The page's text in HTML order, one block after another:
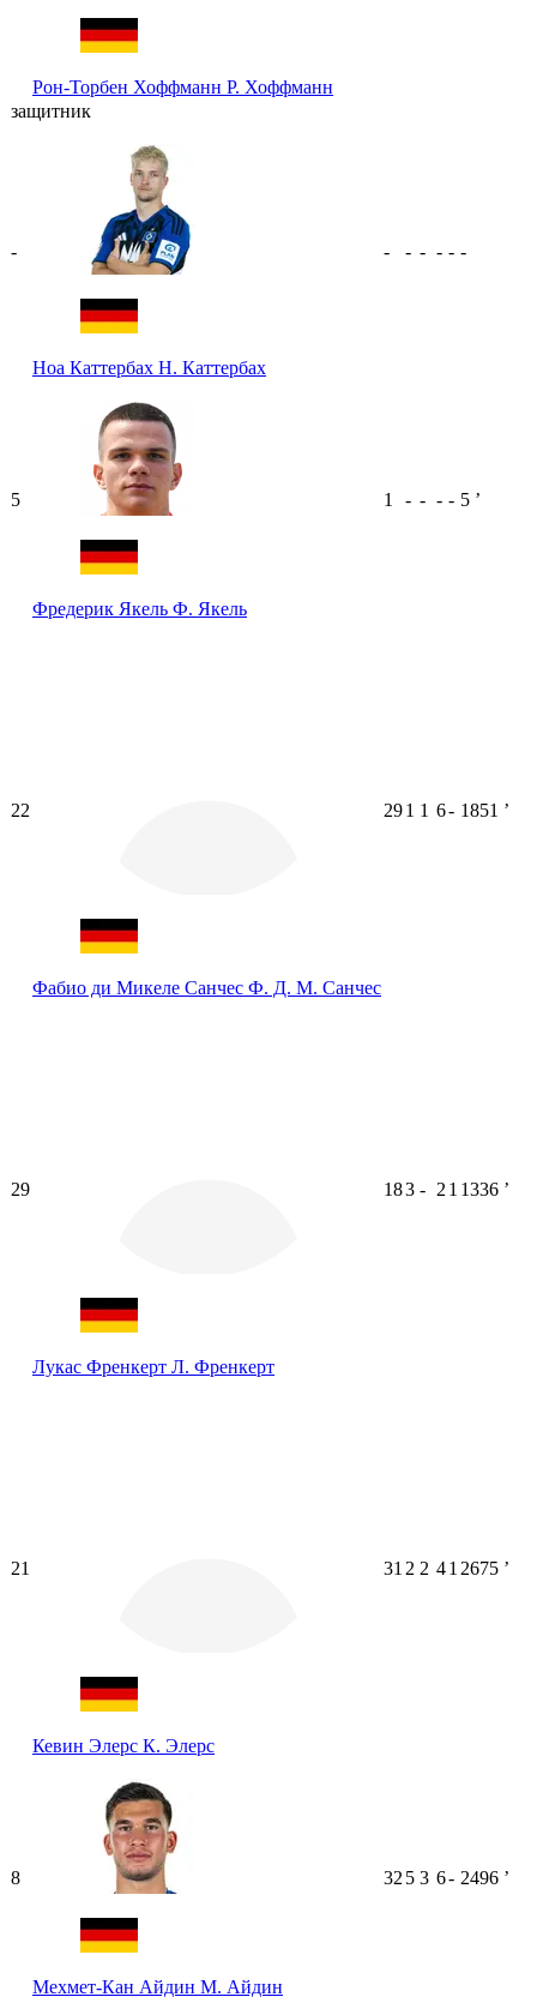
Рон-Торбен Хоффманн Р. Хоффманн
защитник
-
Ноа Каттербах Н. Каттербах
- - - - - -
5
Фредерик Якель Ф. Якель
1 - - - - 5 ʼ
22
Фабио ди Микеле Санчес Ф. Д. М. Санчес
291 1 6- 1851 ʼ
29
Лукас Френкерт Л. Френкерт
183 - 2 1 1336 ʼ
21
Кевин Элерс К. Элерс
31 2 2 41 2675 ʼ
8
Мехмет-Кан Айдин М. Айдин
32 5 3 6- 2496 ʼ